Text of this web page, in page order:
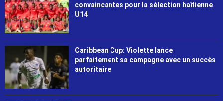
convaincantes pour la sélection haïtienne
U14
Caribbean Cup: Violette lance
parfaitement sa campagne avec un succès
autoritaire